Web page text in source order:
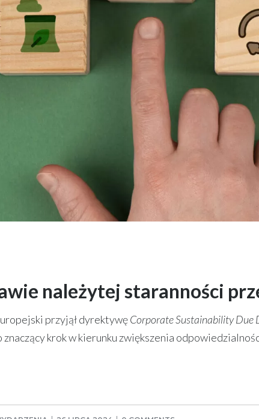
należytej staranności
przyjął dyrektywęCorporate Sustainability Due
krok w kierunku zwiększenia